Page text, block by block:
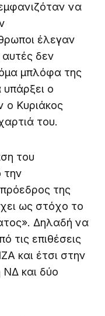
να
έλεγαν
δεν
μπλόφα της
ο
ο Κυριάκος
του.
του
την
της
ως στόχο το
Δηλαδή να
τις επιθέσεις
και έτσι στην
ΝΔ και δύο